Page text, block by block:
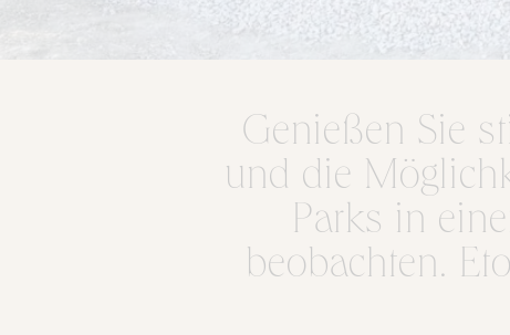
Genießen Sie
und die
Parks in
beobachten.